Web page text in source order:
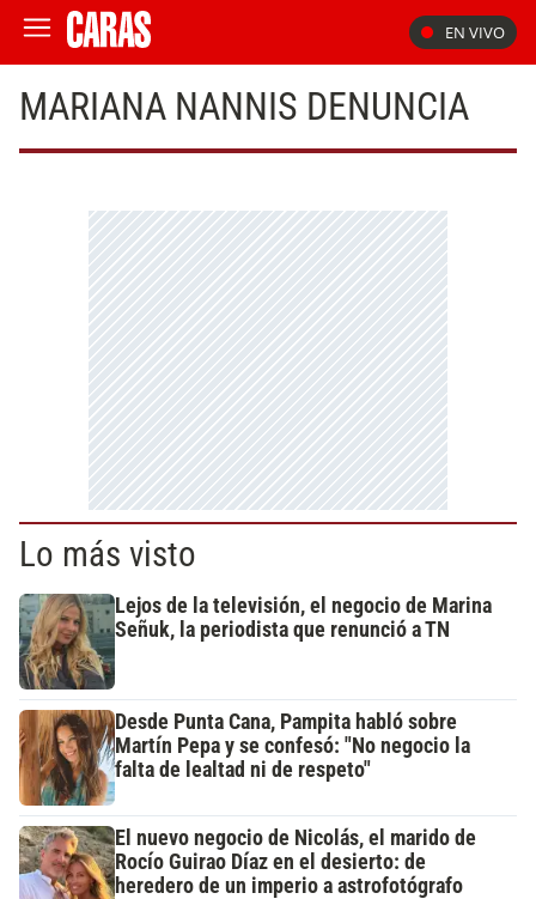
EN VIVO
MARIANA NANNIS DENUNCIA
Lo más visto
Lejos de la televisión, el negocio de Marina
Señuk, la periodista que renunció a TN
Desde Punta Cana, Pampita habló sobre
Martín Pepa y se confesó: "No negocio la
falta de lealtad ni de respeto"
El nuevo negocio de Nicolás, el marido de
Rocío Guirao Díaz en el desierto: de
heredero de un imperio a astrofotógrafo